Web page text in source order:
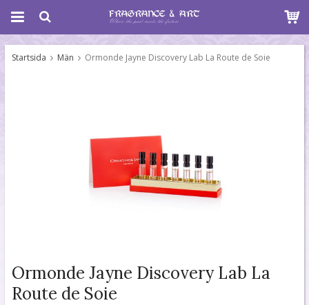
Startsida Män Ormonde Jayne Discovery Lab La Route de Soie
Ormonde Jayne Discovery Lab La
Route de Soie